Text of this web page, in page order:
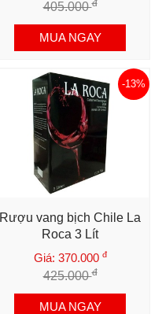
405.000đ
MUA NGAY
Rượu vang bịch Chile La
Roca 3 Lít
Giá: 370.000 đ
425.000đ
-13%
MUA NGAY